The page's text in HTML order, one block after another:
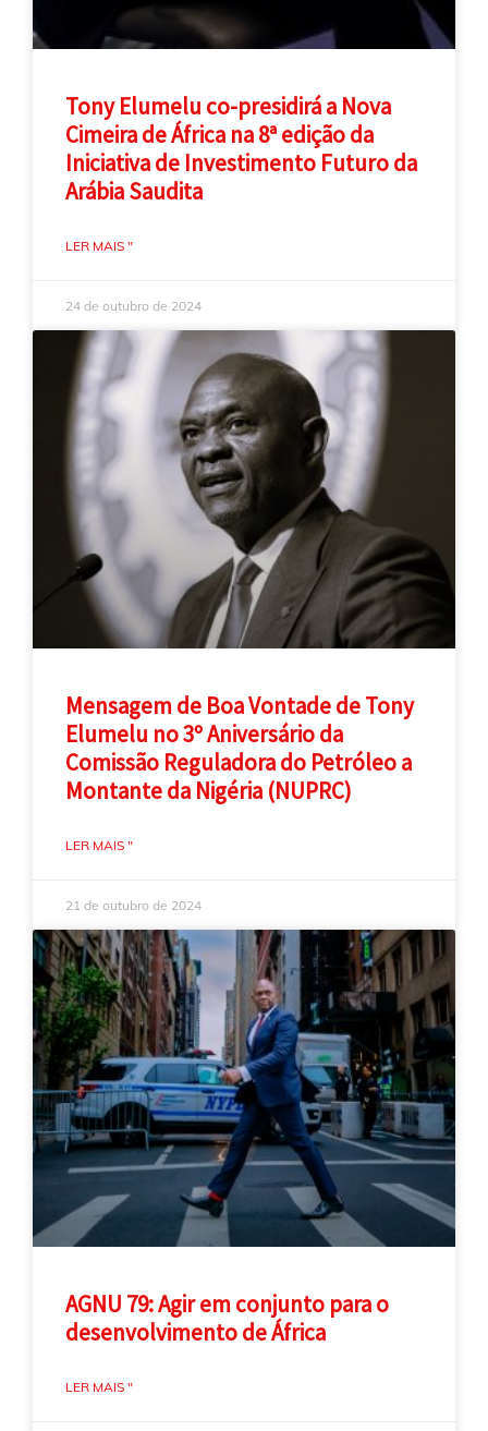
Tony Elumelu co-presidirá a Nova
Cimeira de África na 8ª edição da
Iniciativa de Investimento Futuro da
Arábia Saudita
LER MAIS "
24 de outubro de 2024
Mensagem de Boa Vontade de Tony
Elumelu no 3º Aniversário da
Comissão Reguladora do Petróleo a
Montante da Nigéria (NUPRC)
LER MAIS "
21 de outubro de 2024
AGNU 79: Agir em conjunto para o
desenvolvimento de África
LER MAIS "